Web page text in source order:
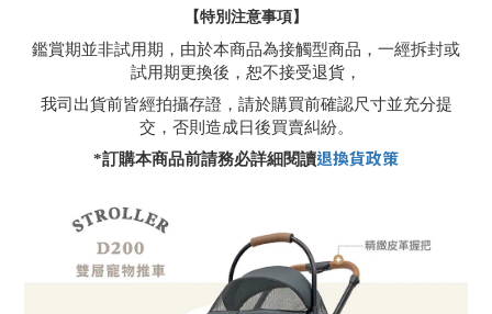
【特別注意事項】
鑑賞期並非試用期，由於本商品為接觸型商品，一經拆封或
試用期更換後，恕不接受退貨，
我司出貨前皆經拍攝存證，請於購買前確認尺寸並充分提
交，否則造成日後買賣糾紛。
*訂購本商品前請務必詳細閱讀退換貨政策